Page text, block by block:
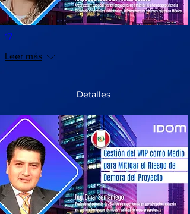
17
Leer más
Detalles